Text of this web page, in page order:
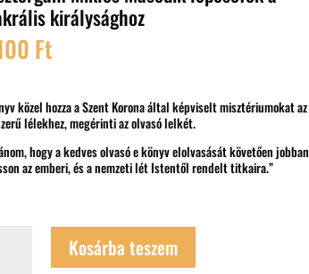
királysághoz
Ft
közel hozza a Szent Korona által képviselt misztériumokat az
lélekhez, megérinti az olvasó lelkét.
hogy a kedves olvasó e könyv elolvasását követően jobban
az emberi, és a nemzeti lét Istentől rendelt titkaira.”
Kosárba teszem